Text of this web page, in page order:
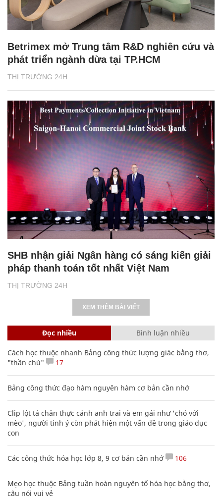
THỊ TRƯỜNG 24H
Betrimex mở Trung tâm R&D nghiên cứu và
phát triển ngành dừa tại TP.HCM
THỊ TRƯỜNG 24H
SHB nhận giải Ngân hàng có sáng kiến giải
pháp thanh toán tốt nhất Việt Nam
XEM THÊM BÀI VIẾT
Đọc nhiều Bình luận nhiều
Cách học thuộc nhanh Bảng công thức lượng giác bằng thơ,
"thần chú"
17
Bảng công thức đạo hàm nguyên hàm cơ bản cần nhớ
Clip lột tả chân thực cảnh anh trai và em gái như 'chó với
mèo', người tinh ý còn phát hiện một vấn đề trong giáo dục
con
Các công thức hóa học lớp 8, 9 cơ bản cần nhớ 106
Mẹo học thuộc Bảng tuần hoàn nguyên tố hóa học bằng thơ,
câu nói vui vẻ